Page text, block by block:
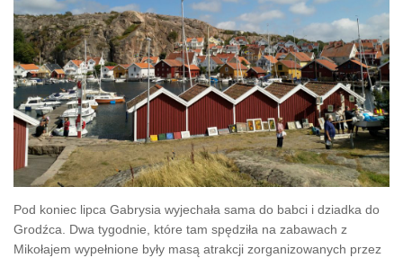
Pod koniec lipca Gabrysia wyjechała sama do babci i dziadka do
Grodźca. Dwa tygodnie, które tam spędziła na zabawach z
Mikołajem wypełnione były masą atrakcji zorganizowanych przez